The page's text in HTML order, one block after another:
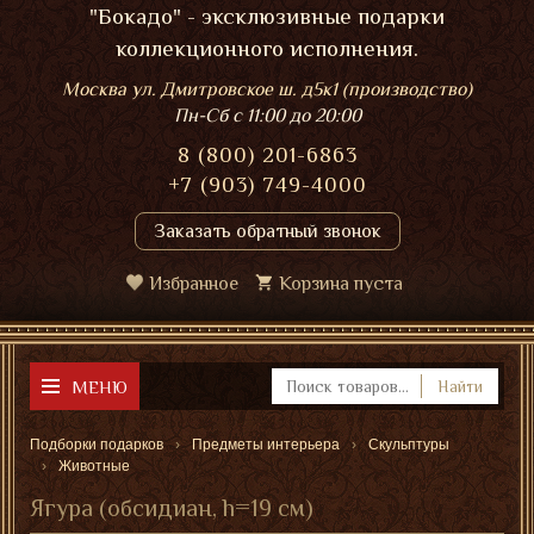
"Бокадо" - эксклюзивные подарки
коллекционного исполнения.
Москва ул. Дмитровское ш. д5к1 (производство)
Пн-Сбс 11:00 до 20:00
8 (800) 201-6863
+7 (903) 749-4000
Заказать обратный звонок
Избранное Корзина пуста
МЕНЮ Найти
Подборки подарков Предметы интерьера
Скульптуры
Животные
Ягура (обсидиан, h=19 см)